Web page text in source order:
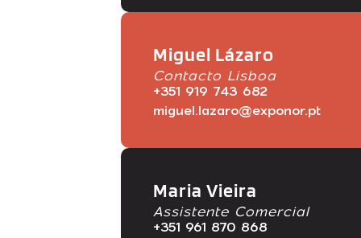
Miguel Lázaro
Contacto Lisboa
+351 919 743 682
miguel.lazaro@exponor.pt
Maria Vieira
Assistente Comercial
+351 961 870 868